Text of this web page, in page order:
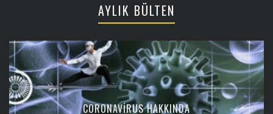
AYLIK BÜLTEN
CORONAVIRUS HAKKINDA